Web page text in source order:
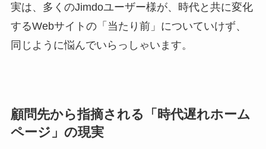
実は、多くのJimdoユーザー様が、時代と共に変化
するWebサイトの「当たり前」についていけず、
同じように悩んでいらっしゃいます。
顧問先から指摘される「時代遅れホーム
ページ」の現実